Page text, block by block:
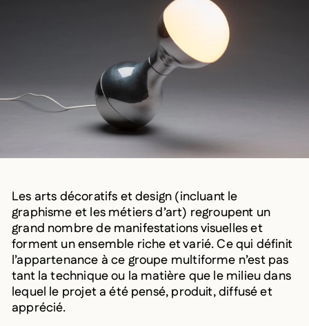
Les arts décoratifs et design (incluant le
graphisme et les métiers d’art) regroupent un
grand nombre de manifestations visuelles et
forment un ensemble riche et varié. Ce qui définit
l’appartenance à ce groupe multiforme n’est pas
tant la technique ou la matière que le milieu dans
lequel le projet a été pensé, produit, diffusé et
apprécié.